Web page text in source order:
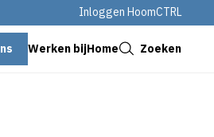
Inloggen HoomCTRL
Werken bijHome Zoeken
Sluiten